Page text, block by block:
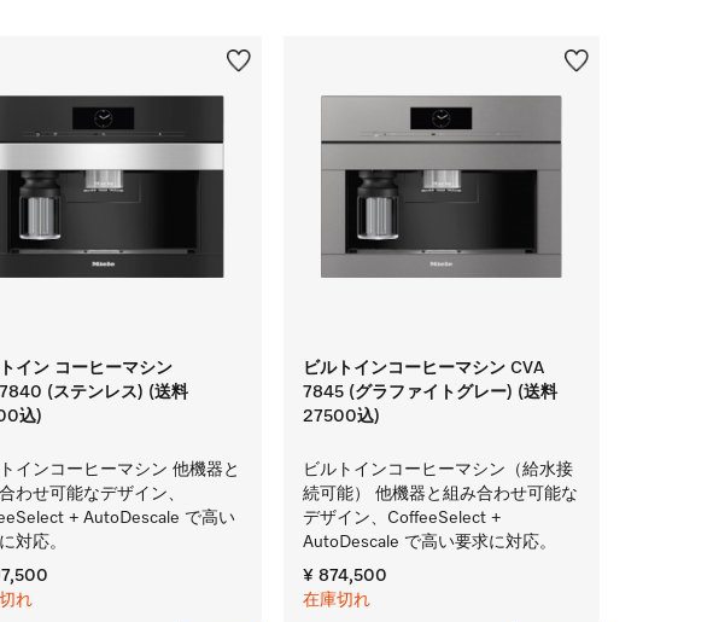
イン コーヒーマシン
(ステンレス) (送料
込)
インコーヒーマシン 他機器と
わせ可能なデザイン、
+ AutoDescale で高い
対応。
れ
ビルトインコーヒーマシン CVA
7845 (グラファイトグレー) (送料
27500込)
ビルトインコーヒーマシン（給水接
続可能） 他機器と組み合わせ可能な
デザイン、CoffeeSelect +
AutoDescale で高い要求に対応。
¥ 874,500
在庫切れ